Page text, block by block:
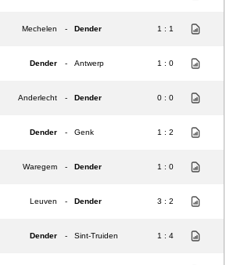
Mechelen - Dender 1 : 1
Dender - Antwerp 1 : 0
Anderlecht - Dender 0 : 0
Dender - Genk 1 : 2
Waregem - Dender 1 : 0
Leuven - Dender 3 : 2
Dender - Sint-Truiden 1 : 4